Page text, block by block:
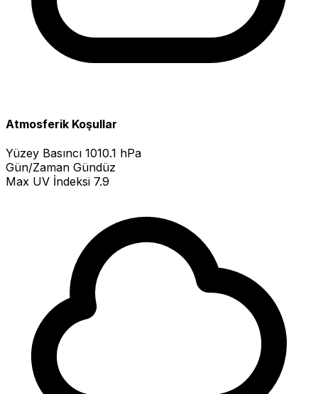
Atmosferik Koşullar
Yüzey Basıncı 1010.1 hPa
Gün/Zaman Gündüz
Max UV İndeksi 7.9